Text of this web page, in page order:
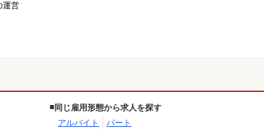
運営
同じ雇用形態から求人を探す
アルバイト
パート